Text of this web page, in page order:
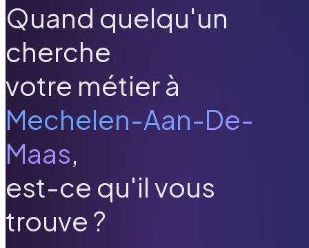
Quand quelqu'un
cherche
votre métier à
Mechelen-Aan-De-
Maas,
est-ce qu'il vous
trouve ?